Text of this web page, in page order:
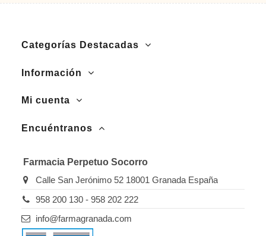
Categorías Destacadas
Información
Mi cuenta
Encuéntranos
Farmacia Perpetuo Socorro
Calle San Jerónimo 52 18001 Granada España
958 200 130 - 958 202 222
info@farmagranada.com